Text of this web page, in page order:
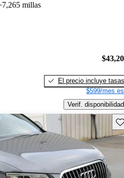
7,265 millas
El precio incluye tasas
$599/mes
Verif. disponibilidad